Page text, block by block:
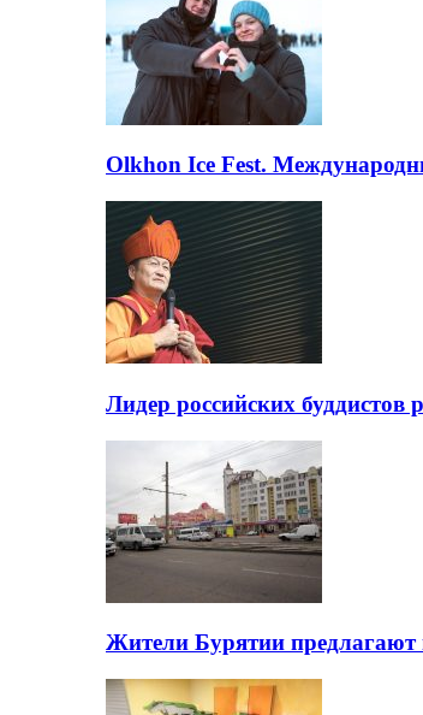
Olkhon Ice Fest.
Лидер российских буддистов
Жители Бурятии предлагают